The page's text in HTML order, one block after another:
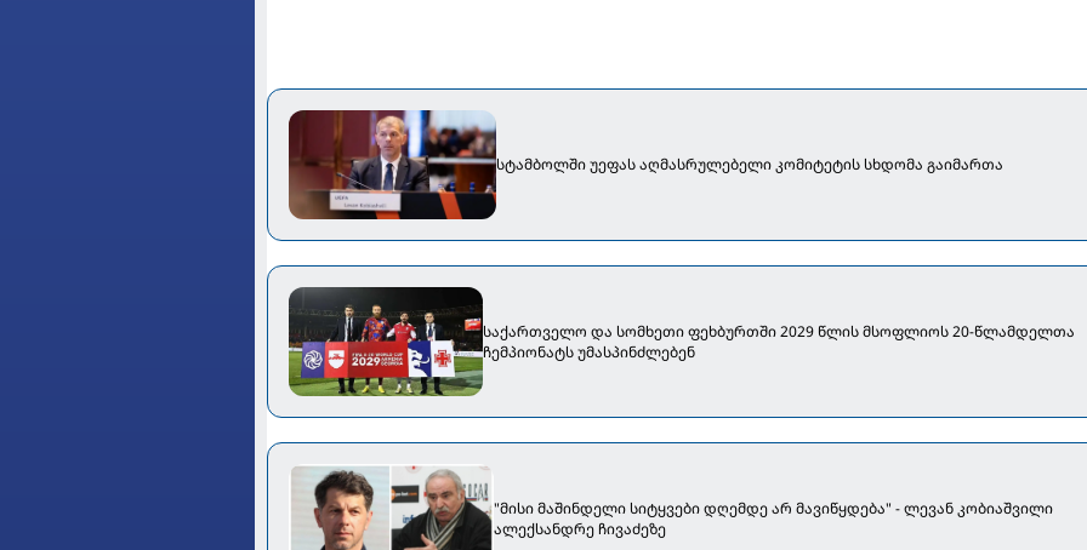
სტამბოლში უეფას აღმასრულებელი კომიტეტის სხდომა გაიმართა
საქართველო და სომხეთი ფეხბურთში 2029 წლის მსოფლიოს 20-წლამდელთა
ჩემპიონატს უმასპინძლებენ
"მისი მაშინდელი სიტყვები დღემდე არ მავიწყდება" - ლევან კობიაშვილი
ალექსანდრე ჩივაძეზე